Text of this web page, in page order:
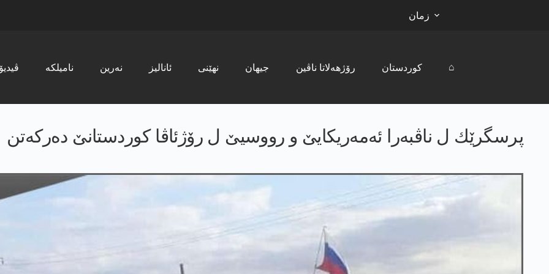
زمان
ڤیدیۆ نامیلکە نەرین ئانالیز نھێنی جیھان رۆژھەلاتا ناڤین کوردستان ⌂
پرسگرێك ل ناڤبه‌را ئه‌مه‌ریكایێ و رووسیێ ل رۆژئاڤا كوردستانێ ده‌ركه‌تن